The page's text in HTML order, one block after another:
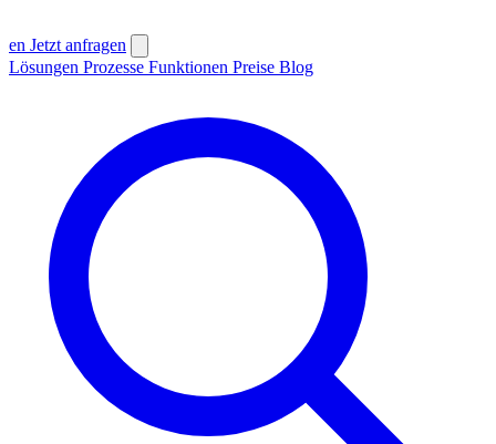
en Jetzt anfragen
Lösungen Prozesse Funktionen Preise Blog